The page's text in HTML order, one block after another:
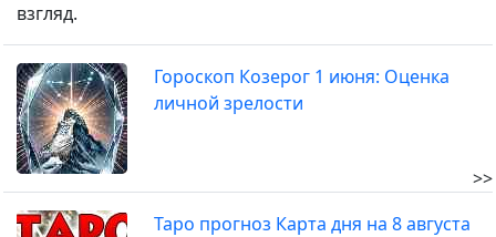
взгляд.
Гороскоп Козерог 1 июня: Оценка
личной зрелости
>>
Таро прогноз Карта дня на 8 августа